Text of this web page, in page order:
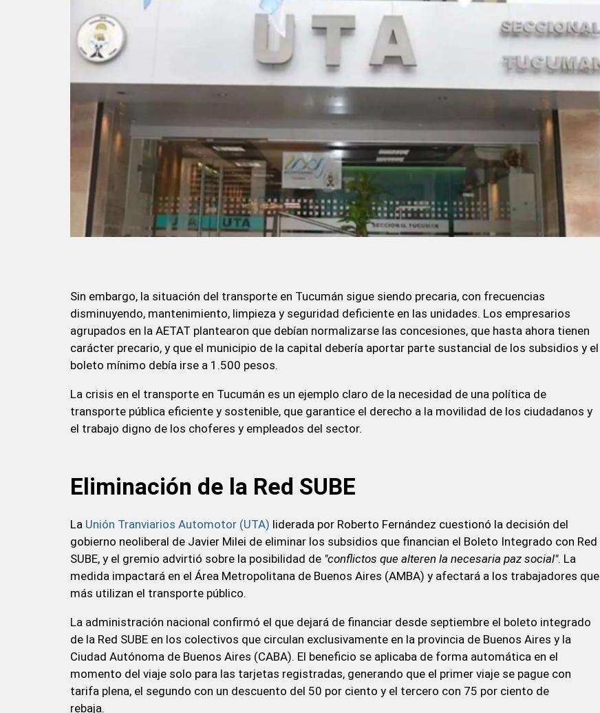
Sin embargo, la situación del transporte en Tucumán sigue siendo precaria, con frecuencias
disminuyendo, mantenimiento, limpieza y seguridad deficiente en las unidades. Los empresarios
agrupados en la AETAT plantearon que debían normalizarse las concesiones, que hasta ahora tienen
carácter precario, y que el municipio de la capital debería aportar parte sustancial de los subsidios y el
boleto mínimo debía irse a 1.500 pesos.
La crisis en el transporte en Tucumán es un ejemplo claro de la necesidad de una política de
transporte pública eficiente y sostenible, que garantice el derecho a la movilidad de los ciudadanos y
el trabajo digno de los choferes y empleados del sector.
Eliminación de la Red SUBE
La Unión Tranviarios Automotor (UTA) liderada por Roberto Fernández cuestionó la decisión del
gobierno neoliberal de Javier Milei de eliminar los subsidios que financian el Boleto Integrado con Red
SUBE, y el gremio advirtió sobre la posibilidad de "conflictos que alteren la necesaria paz social". La
medida impactará en el Área Metropolitana de Buenos Aires (AMBA) y afectará a los trabajadores que
más utilizan el transporte público.
La administración nacional confirmó el que dejará de financiar desde septiembre el boleto integrado
de la Red SUBE en los colectivos que circulan exclusivamente en la provincia de Buenos Aires y la
Ciudad Autónoma de Buenos Aires (CABA). El beneficio se aplicaba de forma automática en el
momento del viaje solo para las tarjetas registradas, generando que el primer viaje se pague con
tarifa plena, el segundo con un descuento del 50 por ciento y el tercero con 75 por ciento de
rebaja.